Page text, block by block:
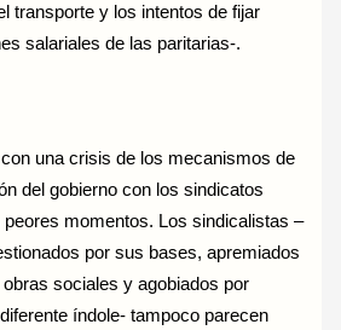
transporte y los intentos de fijar
salariales de las paritarias-.
una crisis de los mecanismos de
del gobierno con los sindicatos
momentos. Los sindicalistas –
por sus bases, apremiados
sociales y agobiados por
índole- tampoco parecen